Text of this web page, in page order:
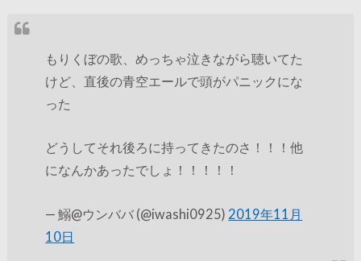
もりくぼの歌、めっちゃ泣きながら聴いてた
けど、直後の青空エールで頭がパニックにな
った
どうしてそれ後ろに持ってきたのさ！！！他
になんかあったでしょ！！！！！
— 鰯@ウンババ (@iwashi0925) 2019年11月
10日